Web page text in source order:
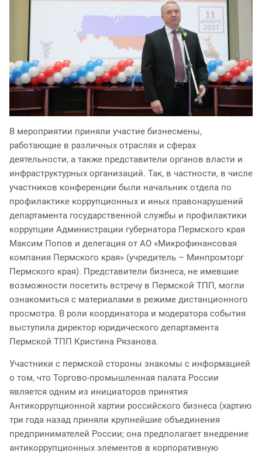
В мероприятии приняли участие бизнесмены,
работающие в различных отраслях и сферах
деятельности, а также представители органов власти и
инфраструктурных организаций. Так, в частности, в числе
участников конференции были начальник отдела по
профилактике коррупционных и иных правонарушений
департамента государственной службы и профилактики
коррупции Администрации губернатора Пермского края
Максим Попов и делегация от АО «Микрофинансовая
компания Пермского края» (учредитель – Минпромторг
Пермского края). Представители бизнеса, не имевшие
возможности посетить встречу в Пермской ТПП, могли
ознакомиться с материалами в режиме дистанционного
просмотра. В роли координатора и модератора события
выступила директор юридического департамента
Пермской ТПП Кристина Рязанова.
Участники с пермской стороны знакомы с информацией
о том, что Торгово-промышленная палата России
является одним из инициаторов принятия
Антикоррупционной хартии российского бизнеса (хартию
три года назад приняли крупнейшие объединения
предпринимателей России; она предполагает внедрение
антикоррупционных элементов в корпоративную